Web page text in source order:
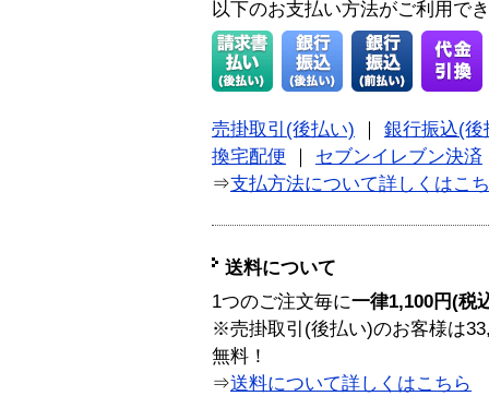
以下のお支払い方法がご利用で
売掛取引(後払い)
銀行振込(後
換宅配便
セブンイレブン決済
⇒支払方法について詳しくはこ
送料について
1つのご注文毎に一律1,100円(税
※売掛取引(後払い)のお客様は
無料！
⇒送料について詳しくはこちら